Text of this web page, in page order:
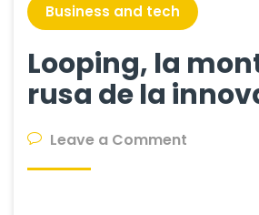
Business and tech
Looping, la
rusa de la
Leave a Comment